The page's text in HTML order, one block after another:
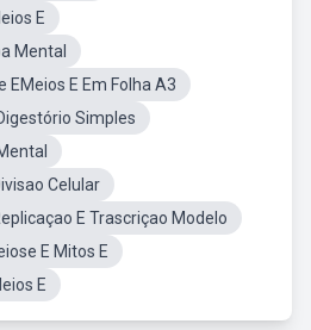
E
Mental
EMeios E Em Folha A3
Simples
Celular
E Trascriçao Modelo
E Mitos E
E